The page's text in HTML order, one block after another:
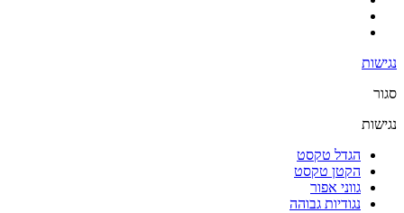
נגישות
סגור
נגישות
הגדל טקסט
הקטן טקסט
גווני אפור
נגודיות גבוהה